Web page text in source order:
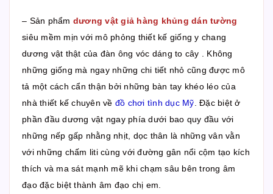
– Sản phẩm dương vật giả hàng khủng dán tường
siêu mềm mịn với mô phỏng thiết kế giống y chang
dương vật thật của đàn ông vóc dáng to cây . Không
những giống mà ngay những chi tiết nhỏ cũng được mô
tả một cách cẩn thận bởi những bàn tay khéo léo của
nhà thiết kế chuyên về đồ chơi tình dục Mỹ. Đặc biệt ở
phần đầu dương vật ngay phía dưới bao quy đầu với
những nếp gấp nhằng nhịt, dọc thân là những vân vằn
với những chấm liti cùng với đường gân nổi cộm tạo kích
thích và ma sát mạnh mẽ khi chạm sâu bên trong âm
đạo đặc biệt thành âm đạo chị em.